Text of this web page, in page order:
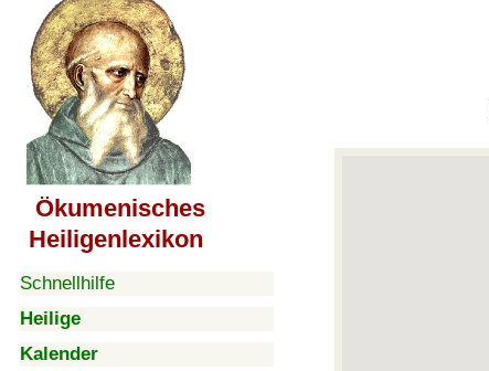
Ökumenisches
Heiligenlexikon
Schnellhilfe
Heilige
Kalender